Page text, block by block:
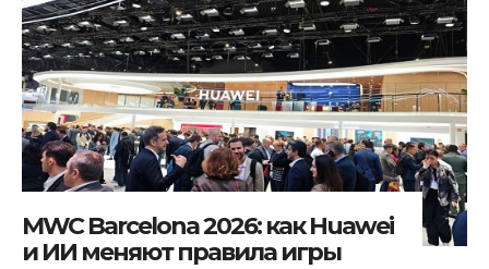
MWC Barcelona 2026: как Huawei
и ИИ меняют правила игры